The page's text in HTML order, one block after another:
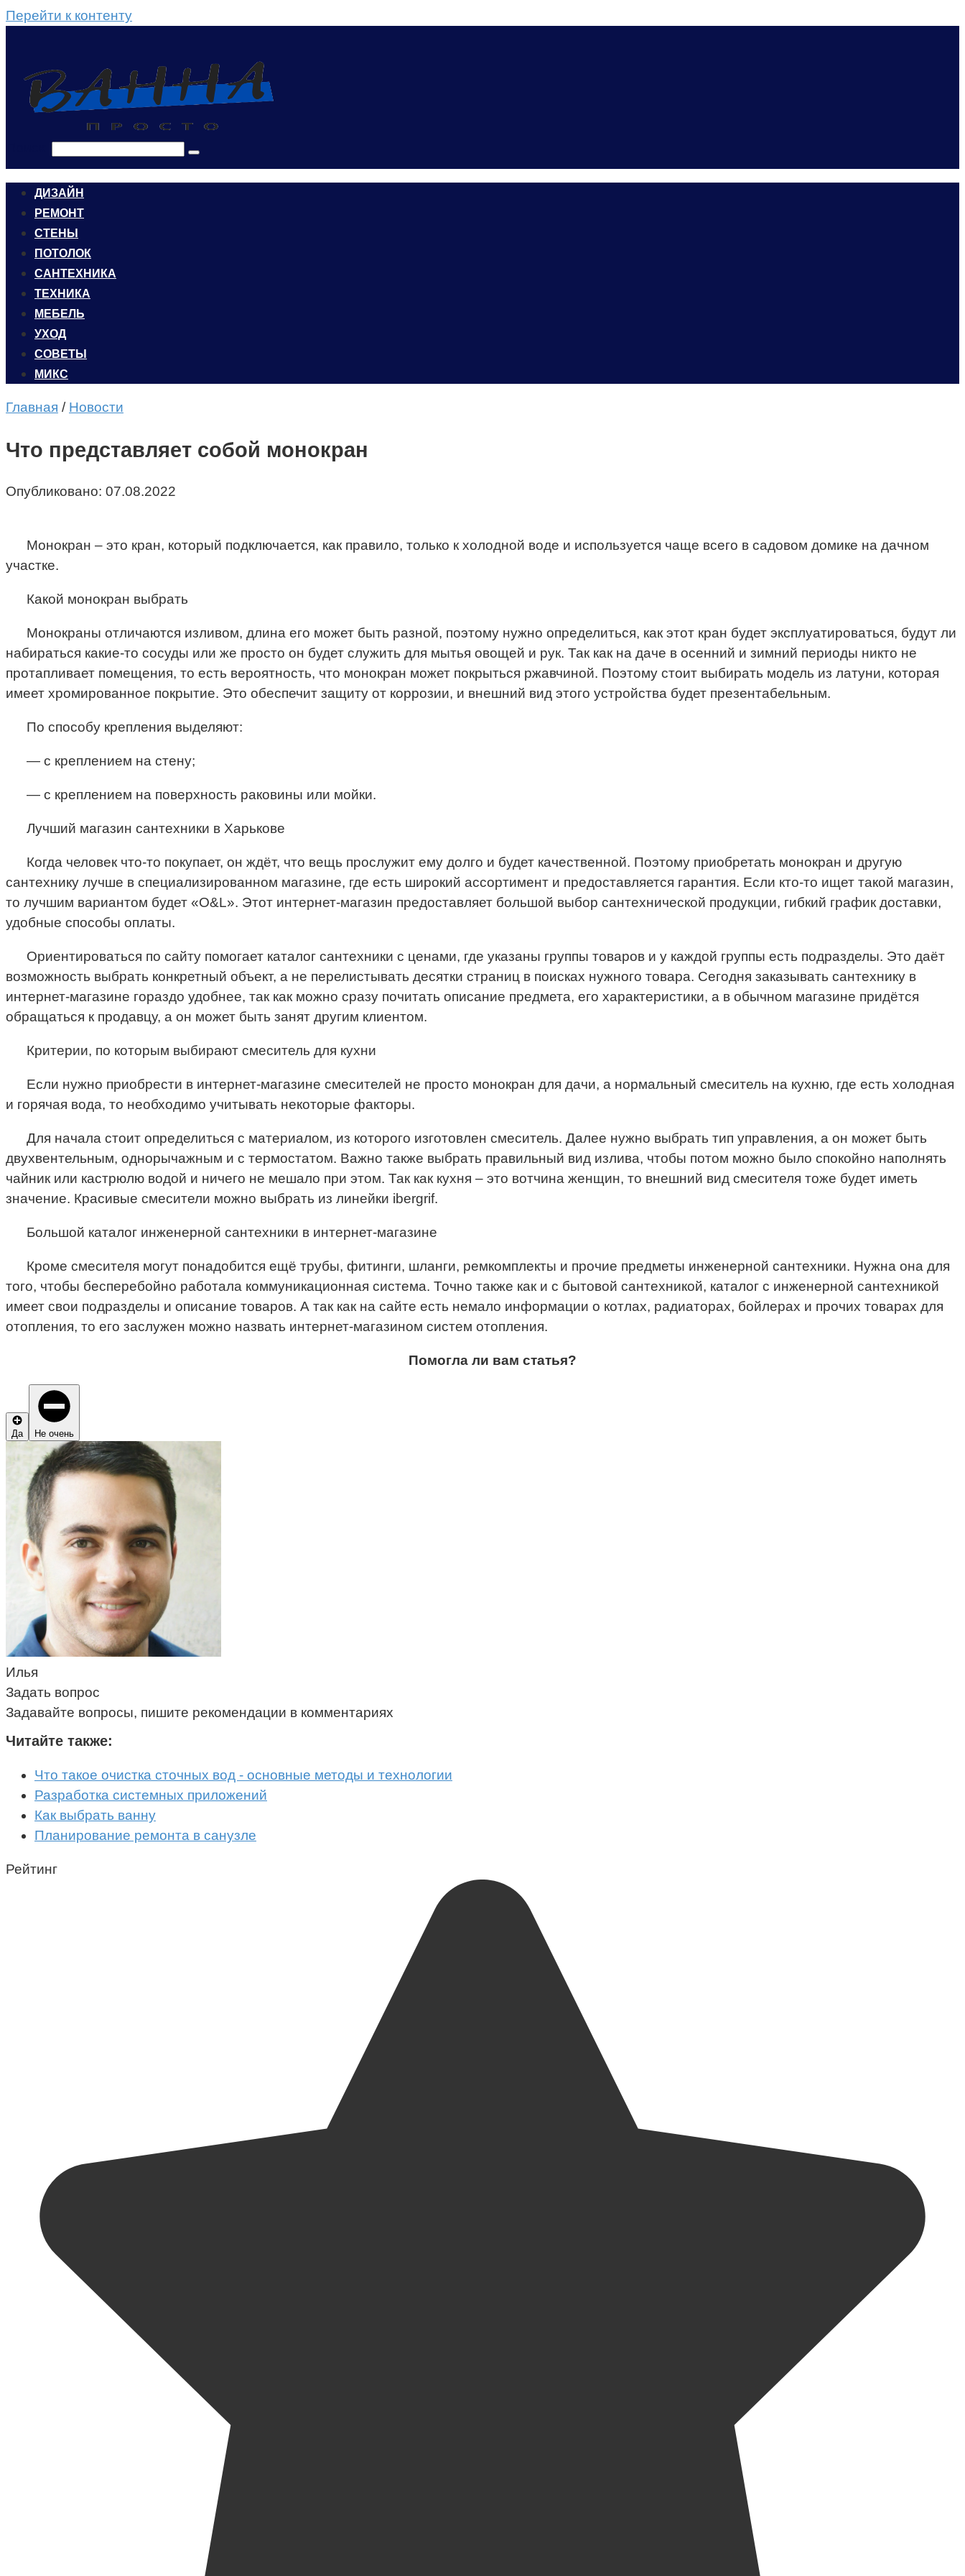
Перейти к контенту
ДИЗАЙН
РЕМОНТ
СТЕНЫ
ПОТОЛОК
САНТЕХНИКА
ТЕХНИКА
МЕБЕЛЬ
УХОД
CОВЕТЫ
МИКС
Главная / Новости
Что представляет собой монокран
Опубликовано: 07.08.2022
Монокран – это кран, который подключается, как правило, только к холодной воде и используется чаще всего в садовом домике на дачном
участке.
Какой монокран выбрать
Монокраны отличаются изливом, длина его может быть разной, поэтому нужно определиться, как этот кран будет эксплуатироваться, будут ли
набираться какие-то сосуды или же просто он будет служить для мытья овощей и рук. Так как на даче в осенний и зимний периоды никто не
протапливает помещения, то есть вероятность, что монокран может покрыться ржавчиной. Поэтому стоит выбирать модель из латуни, которая
имеет хромированное покрытие. Это обеспечит защиту от коррозии, и внешний вид этого устройства будет презентабельным.
По способу крепления выделяют:
— с креплением на стену;
— с креплением на поверхность раковины или мойки.
Лучший магазин сантехники в Харькове
Когда человек что-то покупает, он ждёт, что вещь прослужит ему долго и будет качественной. Поэтому приобретать монокран и другую
сантехнику лучше в специализированном магазине, где есть широкий ассортимент и предоставляется гарантия. Если кто-то ищет такой магазин,
то лучшим вариантом будет «O&L». Этот интернет-магазин предоставляет большой выбор сантехнической продукции, гибкий график доставки,
удобные способы оплаты.
Ориентироваться по сайту помогает каталог сантехники с ценами, где указаны группы товаров и у каждой группы есть подразделы. Это даёт
возможность выбрать конкретный объект, а не перелистывать десятки страниц в поисках нужного товара. Сегодня заказывать сантехнику в
интернет-магазине гораздо удобнее, так как можно сразу почитать описание предмета, его характеристики, а в обычном магазине придётся
обращаться к продавцу, а он может быть занят другим клиентом.
Критерии, по которым выбирают смеситель для кухни
Если нужно приобрести в интернет-магазине смесителей не просто монокран для дачи, а нормальный смеситель на кухню, где есть холодная
и горячая вода, то необходимо учитывать некоторые факторы.
Для начала стоит определиться с материалом, из которого изготовлен смеситель. Далее нужно выбрать тип управления, а он может быть
двухвентельным, однорычажным и с термостатом. Важно также выбрать правильный вид излива, чтобы потом можно было спокойно наполнять
чайник или кастрюлю водой и ничего не мешало при этом. Так как кухня – это вотчина женщин, то внешний вид смесителя тоже будет иметь
значение. Красивые смесители можно выбрать из линейки ibergrif.
Большой каталог инженерной сантехники в интернет-магазине
Кроме смесителя могут понадобится ещё трубы, фитинги, шланги, ремкомплекты и прочие предметы инженерной сантехники. Нужна она для
того, чтобы бесперебойно работала коммуникационная система. Точно также как и с бытовой сантехникой, каталог с инженерной сантехникой
имеет свои подразделы и описание товаров. А так как на сайте есть немало информации о котлах, радиаторах, бойлерах и прочих товарах для
отопления, то его заслужен можно назвать интернет-магазином систем отопления.
Помогла ли вам статья?
Да Не очень
Илья
Задать вопрос
Задавайте вопросы, пишите рекомендации в комментариях
Читайте также:
Что такое очистка сточных вод - основные методы и технологии
Разработка системных приложений
Как выбрать ванну
Планирование ремонта в санузле
Рейтинг